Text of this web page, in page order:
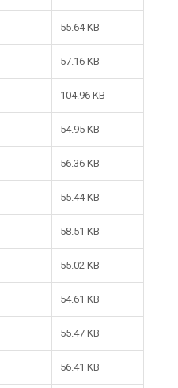
55.64 KB
57.16 KB
104.96 KB
54.95 KB
56.36 KB
55.44 KB
58.51 KB
55.02 KB
54.61 KB
55.47 KB
56.41 KB